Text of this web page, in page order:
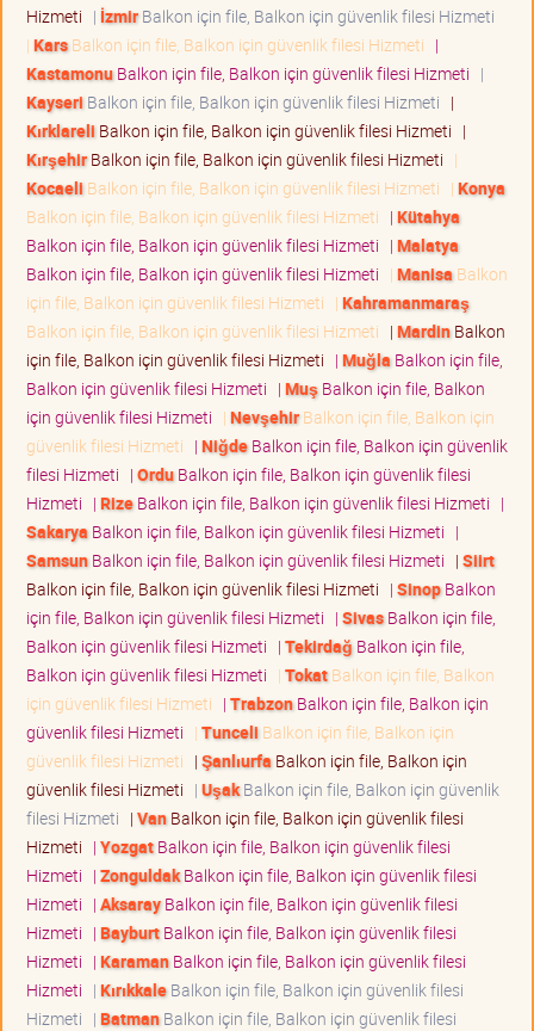
Hizmeti | İzmirBalkon için file, Balkon için güvenlik filesi Hizmeti
| KarsBalkon için file, Balkon için güvenlik filesi Hizmeti |
KastamonuBalkon için file, Balkon için güvenlik filesi Hizmeti |
Kayseri Balkon için file, Balkon için güvenlik filesi Hizmeti |
Kırklareli Balkon için file, Balkon için güvenlik filesi Hizmeti |
KırşehirBalkon için file, Balkon için güvenlik filesi Hizmeti |
Kocaeli Balkon için file, Balkon için güvenlik filesi Hizmeti | Konya
Balkon için file, Balkon için güvenlik filesi Hizmeti | Kütahya
Balkon için file, Balkon için güvenlik filesi Hizmeti | Malatya
Balkon için file, Balkon için güvenlik filesi Hizmeti | Manisa Balkon
için file, Balkon için güvenlik filesi Hizmeti | Kahramanmaraş
Balkon için file, Balkon için güvenlik filesi Hizmeti | MardinBalkon
için file, Balkon için güvenlik filesi Hizmeti | Muğla Balkon için file,
Balkon için güvenlik filesi Hizmeti | Muş Balkon için file, Balkon
için güvenlik filesi Hizmeti | NevşehirBalkon için file, Balkon için
güvenlik filesi Hizmeti | NiğdeBalkon için file, Balkon için güvenlik
filesi Hizmeti | OrduBalkon için file, Balkon için güvenlik filesi
Hizmeti | RizeBalkon için file, Balkon için güvenlik filesi Hizmeti |
Sakarya Balkon için file, Balkon için güvenlik filesi Hizmeti |
SamsunBalkon için file, Balkon için güvenlik filesi Hizmeti | Siirt
Balkon için file, Balkon için güvenlik filesi Hizmeti | SinopBalkon
için file, Balkon için güvenlik filesi Hizmeti | SivasBalkon için file,
Balkon için güvenlik filesi Hizmeti | Tekirdağ Balkon için file,
Balkon için güvenlik filesi Hizmeti | TokatBalkon için file, Balkon
için güvenlik filesi Hizmeti | TrabzonBalkon için file, Balkon için
güvenlik filesi Hizmeti | Tunceli Balkon için file, Balkon için
güvenlik filesi Hizmeti | Şanlıurfa Balkon için file, Balkon için
güvenlik filesi Hizmeti | UşakBalkon için file, Balkon için güvenlik
filesi Hizmeti | VanBalkon için file, Balkon için güvenlik filesi
Hizmeti | YozgatBalkon için file, Balkon için güvenlik filesi
Hizmeti | ZonguldakBalkon için file, Balkon için güvenlik filesi
Hizmeti | AksarayBalkon için file, Balkon için güvenlik filesi
Hizmeti | BayburtBalkon için file, Balkon için güvenlik filesi
Hizmeti | KaramanBalkon için file, Balkon için güvenlik filesi
Hizmeti | KırıkkaleBalkon için file, Balkon için güvenlik filesi
Hizmeti | BatmanBalkon için file, Balkon için güvenlik filesi